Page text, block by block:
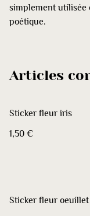
simplement utilisée
poétique.
Articles
Sticker fleur iris
1,50 €
Sticker fleur oeuillet